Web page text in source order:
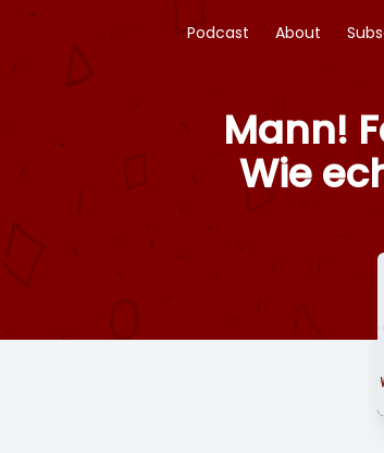
Podcast About
Mann!
Wie